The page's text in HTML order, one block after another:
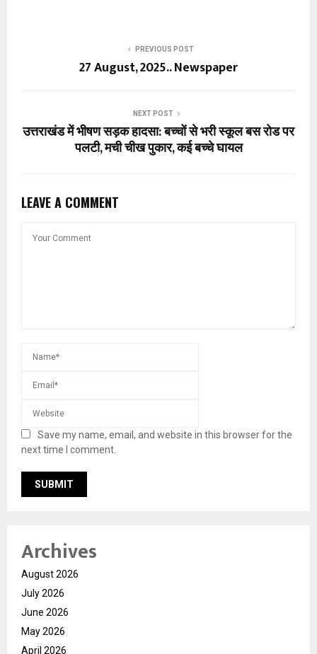
PREVIOUS POST
27 August, 2025.. Newspaper
NEXT POST
उत्तराखंड में भीषण सड़क हादसा: बच्चों से भरी स्कूल बस रोड पर
पलटी, मची चीख पुकार, कई बच्चे घायल
LEAVE A COMMENT
Save my name, email, and website in this browser for the
next time I comment.
Archives
August 2026
July 2026
June 2026
May 2026
April 2026